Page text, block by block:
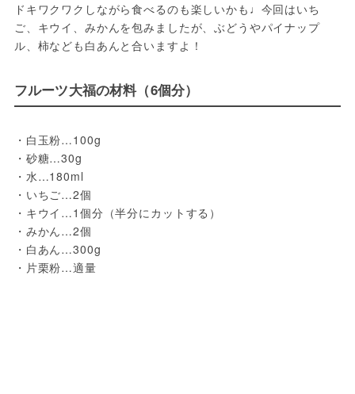
ドキワクワクしながら食べるのも楽しいかも♩今回はいち
ご、キウイ、みかんを包みましたが、ぶどうやパイナップ
ル、柿なども白あんと合いますよ！
フルーツ大福の材料（6個分）
・白玉粉…100g
・砂糖…30g
・水…180ml
・いちご…2個
・キウイ…1個分（半分にカットする）
・みかん…2個
・白あん…300g
・片栗粉…適量